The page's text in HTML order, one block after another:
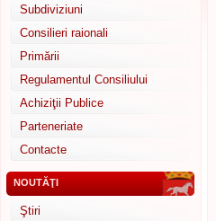
Subdiviziuni
Consilieri raionali
Primării
Regulamentul Consiliului
Achiziţii Publice
Parteneriate
Contacte
NOUTĂŢI
Ştiri